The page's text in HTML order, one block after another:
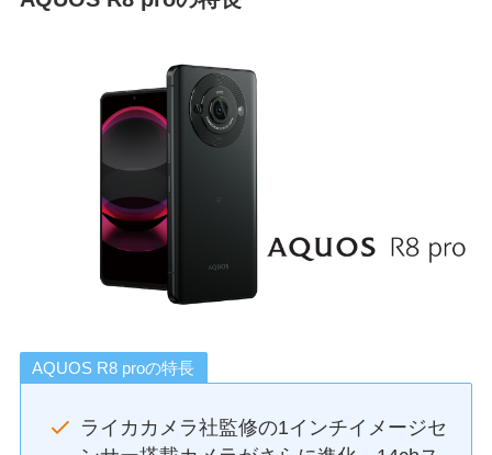
AQUOS R8 proの特長
ライカカメラ社監修の1インチイメージセ